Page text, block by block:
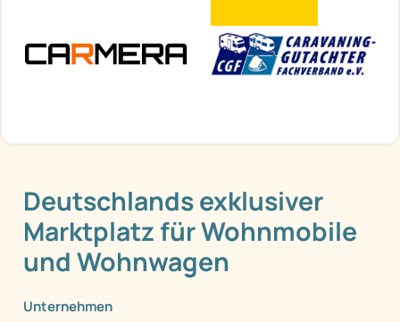
Deutschlands exklusiver
Marktplatz für Wohnmobile
und Wohnwagen
Unternehmen